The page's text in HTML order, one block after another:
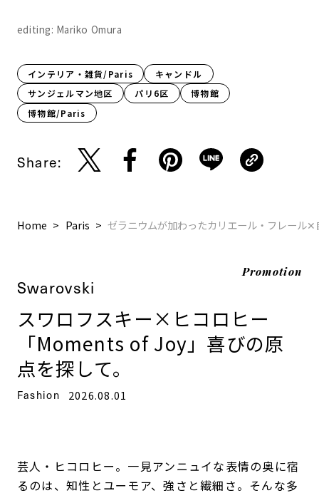
editing: Mariko Omura
インテリア・雑貨/Paris
キャンドル
サンジェルマン地区
パリ6区
博物館
博物館/Paris
Share:
Home Paris ゼラニウムが加わったカリエール・フレール
Promotion
Swarovski
スワロフスキー×ヒコロヒー
「Moments of Joy」喜びの原
点を探して。
Fashion 2026.08.01
芸人・ヒコロヒー。一見アンニュイな表情の奥に宿
るのは、知性とユーモア、強さと繊細さ。そんな多